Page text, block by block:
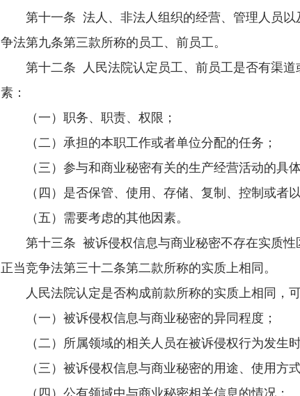
第十一条 法人、非法人组织的经营、管理人员以
争法第九条第三款所称的员工、前员工。
第十二条 人民法院认定员工、前员工是否有渠道
素：
（一）职务、职责、权限；
（二）承担的本职工作或者单位分配的任务；
（三）参与和商业秘密有关的生产经营活动的具体
（四）是否保管、使用、存储、复制、控制或者以
（五）需要考虑的其他因素。
第十三条 被诉侵权信息与商业秘密不存在实质性
正当竞争法第三十二条第二款所称的实质上相同。
人民法院认定是否构成前款所称的实质上相同，可
（一）被诉侵权信息与商业秘密的异同程度；
（二）所属领域的相关人员在被诉侵权行为发生时
（三）被诉侵权信息与商业秘密的用途、使用方式
（四）公有领域中与商业秘密相关信息的情况；